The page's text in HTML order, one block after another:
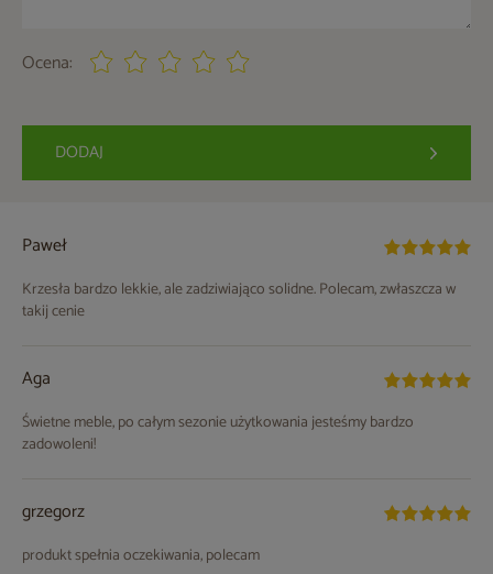
Ocena:
DODAJ
Paweł
Krzesła bardzo lekkie, ale zadziwiająco solidne. Polecam, zwłaszcza w
takij cenie
Aga
Świetne meble, po całym sezonie użytkowania jesteśmy bardzo
zadowoleni!
grzegorz
produkt spełnia oczekiwania, polecam